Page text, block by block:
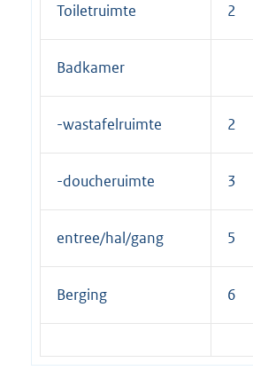
Toiletruimte 2
Badkamer
-wastafelruimte 2
-doucheruimte 3
entree/hal/gang 5
Berging 6